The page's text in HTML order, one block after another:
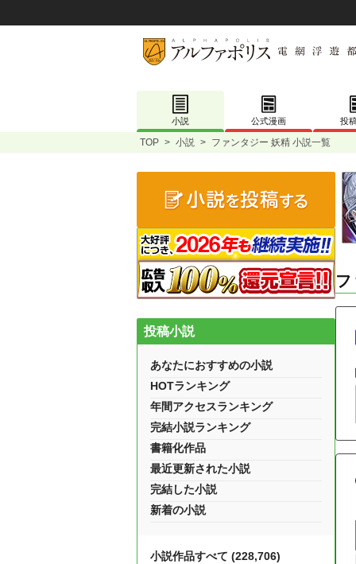
小説 公式漫画 投
TOP > 小説 > ファンタジー 妖精 小説一覧
投稿小説
あなたにおすすめの小説
HOTランキング
年間アクセスランキング
完結小説ランキング
書籍化作品
最近更新された小説
完結した小説
新着の小説
小説作品すべて (228,706)